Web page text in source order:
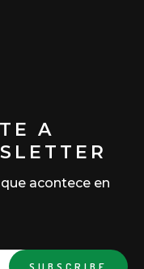
A
acontece en